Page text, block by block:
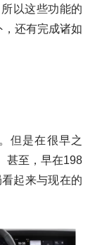
以这些功能的
，还有完成诸如
但是在很早之
甚至，早在198
起来与现在的